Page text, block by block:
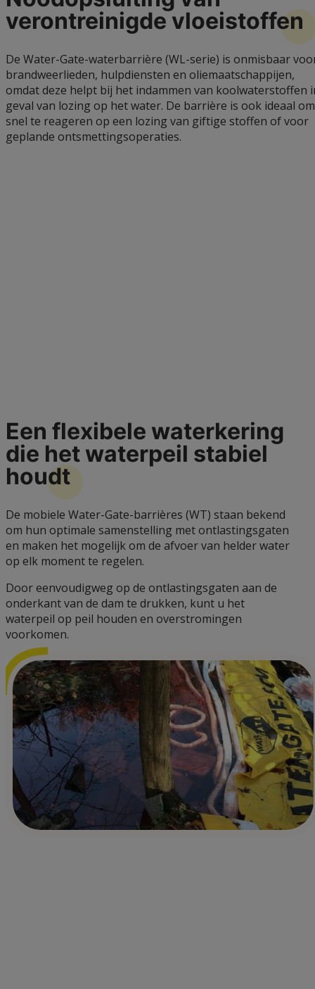
verontreinigde vloeistoffen
De Water-Gate-waterbarrière (WL-serie) is onmisbaar
brandweerlieden, hulpdiensten en oliemaatschappijen,
omdat deze helpt bij het indammen van koolwaterstoffen
geval van lozing op het water. De barrière is ook ideaal om
snel te reageren op een lozing van giftige stoffen of voor
geplande ontsmettingsoperaties.
Een flexibele waterkering
die het waterpeil stabiel
houdt
De mobiele Water-Gate-barrières (WT) staan bekend
om hun optimale samenstelling met ontlastingsgaten
en maken het mogelijk om de afvoer van helder water
op elk moment te regelen.
Door eenvoudigweg op de ontlastingsgaten aan de
onderkant van de dam te drukken, kunt u het
waterpeil op peil houden en overstromingen
voorkomen.